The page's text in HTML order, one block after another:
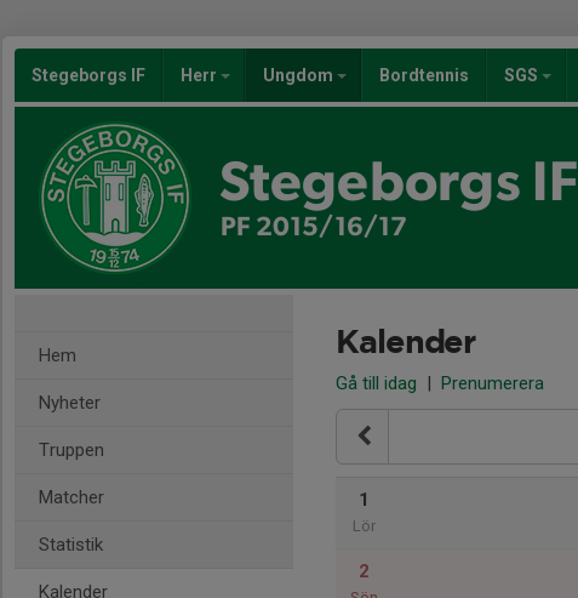
Stegeborgs IF Herr Ungdom Bordtennis SGS
Stegeborgs IF
PF 2015/16/17
Hem
Nyheter
Truppen
Matcher
Statistik
Kalender
Kalender
Gå till idag | Prenumerera
1
Lör
2